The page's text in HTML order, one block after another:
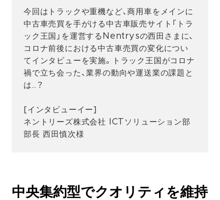
今回はトラックや重機など、商用車をメインに
中古車売買を手がける中古車販売サイト「トラ
ック王国」を運営するNentrysの西田さまに、
コロナ前後における中古車売買の変化につい
てインタビューを実施。トラック王国がコロナ
禍で立ち会った、業界の動向や運送業の課題と
は…？
[インタビューイー]
ネントリーズ株式会社 ICTソリューション部
部長 西田慎次様
中央集約型でクオリティを維持